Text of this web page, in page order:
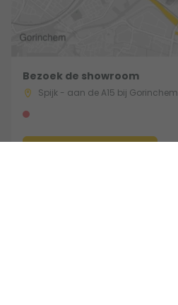
Bezoek de showroom
Spijk - aan de A15 bij Gorinchem